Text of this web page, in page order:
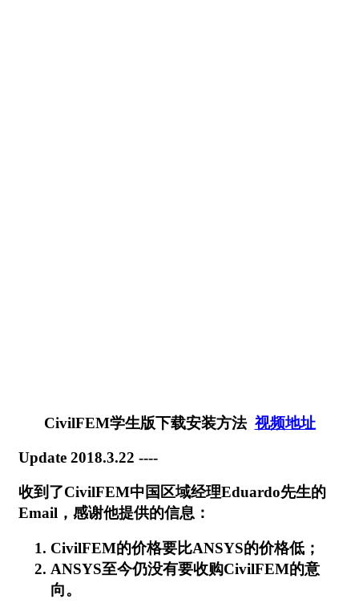
CivilFEM学生版下载安装方法 视频地址
Update 2018.3.22 ----
收到了CivilFEM中国区域经理Eduardo先生的
Email，感谢他提供的信息：
CivilFEM的价格要比ANSYS的价格低；
ANSYS至今仍没有要收购CivilFEM的意
向。